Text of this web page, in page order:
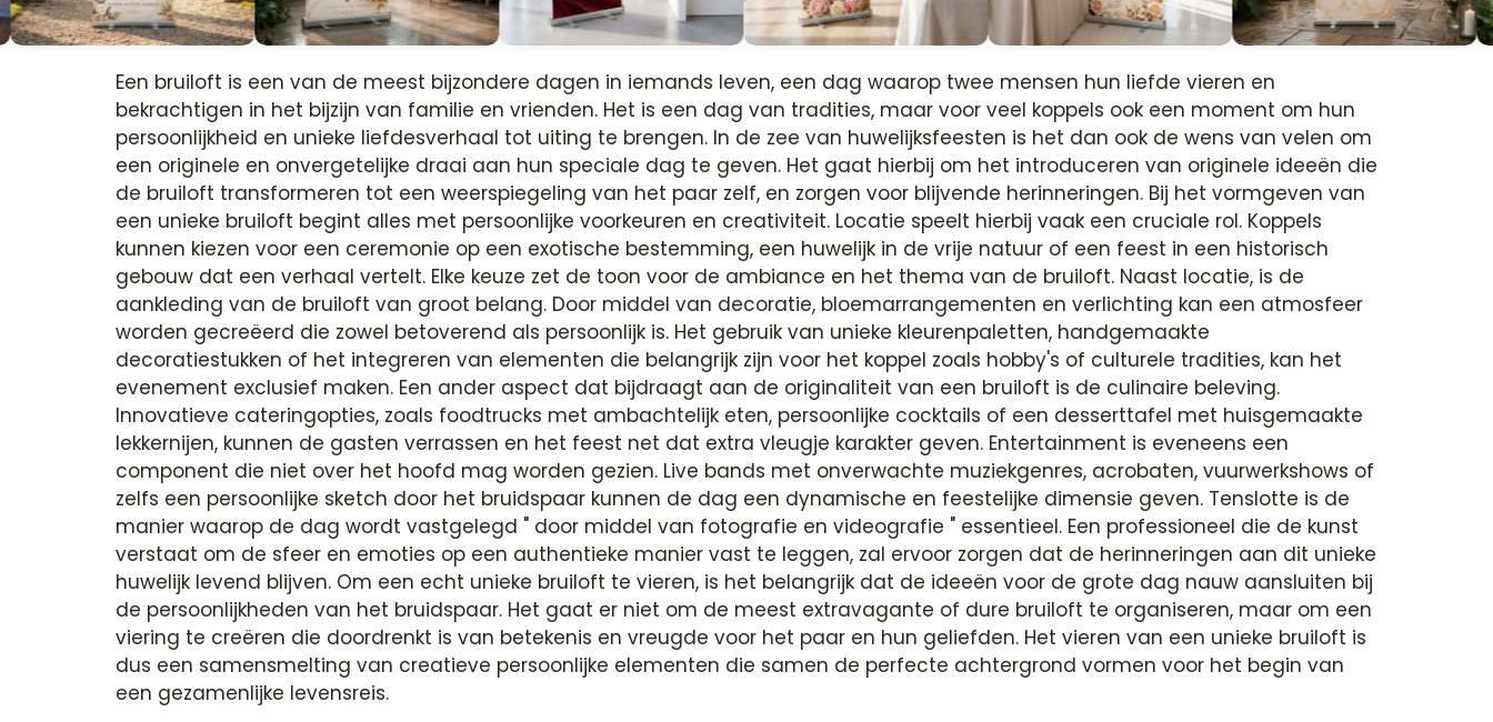
Een bruiloft is een van de meest bijzondere dagen in iemands leven, een dag waarop twee mensen hun liefde vieren en
bekrachtigen in het bijzijn van familie en vrienden. Het is een dag van tradities, maar voor veel koppels ook een moment om hun
persoonlijkheid en unieke liefdesverhaal tot uiting te brengen. In de zee van huwelijksfeesten is het dan ook de wens van velen om
een originele en onvergetelijke draai aan hun speciale dag te geven. Het gaat hierbij om het introduceren van originele ideeën die
de bruiloft transformeren tot een weerspiegeling van het paar zelf, en zorgen voor blijvende herinneringen. Bij het vormgeven van
een unieke bruiloft begint alles met persoonlijke voorkeuren en creativiteit. Locatie speelt hierbij vaak een cruciale rol. Koppels
kunnen kiezen voor een ceremonie op een exotische bestemming, een huwelijk in de vrije natuur of een feest in een historisch
gebouw dat een verhaal vertelt. Elke keuze zet de toon voor de ambiance en het thema van de bruiloft. Naast locatie, is de
aankleding van de bruiloft van groot belang. Door middel van decoratie, bloemarrangementen en verlichting kan een atmosfeer
worden gecreëerd die zowel betoverend als persoonlijk is. Het gebruik van unieke kleurenpaletten, handgemaakte
decoratiestukken of het integreren van elementen die belangrijk zijn voor het koppel zoals hobby's of culturele tradities, kan het
evenement exclusief maken. Een ander aspect dat bijdraagt aan de originaliteit van een bruiloft is de culinaire beleving.
Innovatieve cateringopties, zoals foodtrucks met ambachtelijk eten, persoonlijke cocktails of een desserttafel met huisgemaakte
lekkernijen, kunnen de gasten verrassen en het feest net dat extra vleugje karakter geven. Entertainment is eveneens een
component die niet over het hoofd mag worden gezien. Live bands met onverwachte muziekgenres, acrobaten, vuurwerkshows of
zelfs een persoonlijke sketch door het bruidspaar kunnen de dag een dynamische en feestelijke dimensie geven. Tenslotte is de
manier waarop de dag wordt vastgelegd " door middel van fotografie en videografie " essentieel. Een professioneel die de kunst
verstaat om de sfeer en emoties op een authentieke manier vast te leggen, zal ervoor zorgen dat de herinneringen aan dit unieke
huwelijk levend blijven. Om een echt unieke bruiloft te vieren, is het belangrijk dat de ideeën voor de grote dag nauw aansluiten bij
de persoonlijkheden van het bruidspaar. Het gaat er niet om de meest extravagante of dure bruiloft te organiseren, maar om een
viering te creëren die doordrenkt is van betekenis en vreugde voor het paar en hun geliefden. Het vieren van een unieke bruiloft is
dus een samensmelting van creatieve persoonlijke elementen die samen de perfecte achtergrond vormen voor het begin van
een gezamenlijke levensreis.